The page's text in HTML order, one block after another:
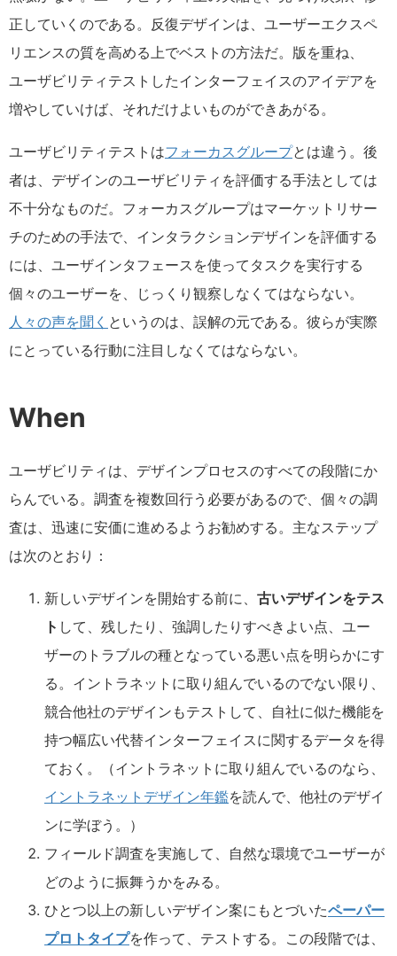
正していくのである。反復デザインは、ユーザーエクスペ
リエンスの質を高める上でベストの方法だ。版を重ね、
ユーザビリティテストしたインターフェイスのアイデアを
増やしていけば、それだけよいものができあがる。
ユーザビリティテストはフォーカスグループとは違う。後
者は、デザインのユーザビリティを評価する手法としては
不十分なものだ。フォーカスグループはマーケットリサー
チのための手法で、インタラクションデザインを評価する
には、ユーザインタフェースを使ってタスクを実行する
個々のユーザーを、じっくり観察しなくてはならない。
人々の声を聞く というのは、誤解の元である。彼らが実際
にとっている行動に注目しなくてはならない。
When
ユーザビリティは、デザインプロセスのすべての段階にか
らんでいる。調査を複数回行う必要があるので、個々の調
査は、迅速に安価に進めるようお勧めする。主なステップ
は次のとおり：
新しいデザインを開始する前に、 古いデザインをテス
ト して、残したり、強調したりすべきよい点、ユー
ザーのトラブルの種となっている悪い点を明らかにす
る。イントラネットに取り組んでいるのでない限り、
競合他社のデザインもテストして、自社に似た機能を
持つ幅広い代替インターフェイスに関するデータを得
ておく。（イントラネットに取り組んでいるのなら、
イントラネットデザイン年鑑を読んで、他社のデザイ
ンに学ぼう。）
フィールド調査を実施して、自然な環境でユーザーが
どのように振舞うかをみる。
ひとつ以上の新しいデザイン案にもとづいたペーパー
プロトタイプを作って、テストする。この段階では、